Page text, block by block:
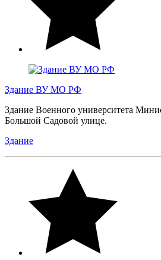
Здание ВУ МО РФ
Здание Военного университета
Большой Садовой улице.
Здание